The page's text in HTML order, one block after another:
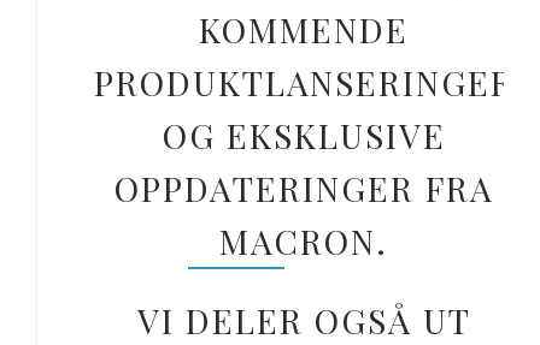
KOMMENDE
PRODUKTLANSERINGER
OG EKSKLUSIVE
OPPDATERINGER FRA
MACRON.
VI DELER OGSÅ UT